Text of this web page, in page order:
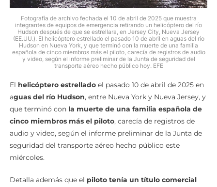
Fotografía de archivo fechada el 10 de abril de 2025 que muestra
integrantes de equipos de emergencia retirando un helicóptero del río
Hudson después de que se estrellara, en Jersey City, Nueva Jersey
(EE.UU.). El helicóptero estrellado el pasado 10 de abril en aguas del río
Hudson en Nueva York, y que terminó con la muerte de una familia
española de cinco miembros más el piloto, carecía de registros de audio
y video, según el informe preliminar de la Junta de seguridad del
transporte aéreo hecho público hoy. EFE
El helicóptero estrellado el pasado 10 de abril de 2025 en
aguas del río Hudson, entre Nueva York y Nueva Jersey, y
que terminó con la muerte de una familia española de
cinco miembros más el piloto, carecía de registros de
audio y video, según el informe preliminar de la Junta de
seguridad del transporte aéreo hecho público este
miércoles.
Detalla además que el piloto tenía un título comercial